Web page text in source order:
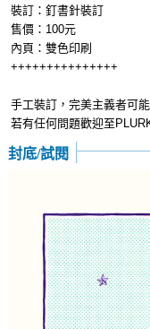
裝訂：釘書針裝訂
售價：100元
內頁：雙色印刷
+++++++++++++++
手工裝訂，完美主義者可
若有任何問題歡迎至
封底/試閱